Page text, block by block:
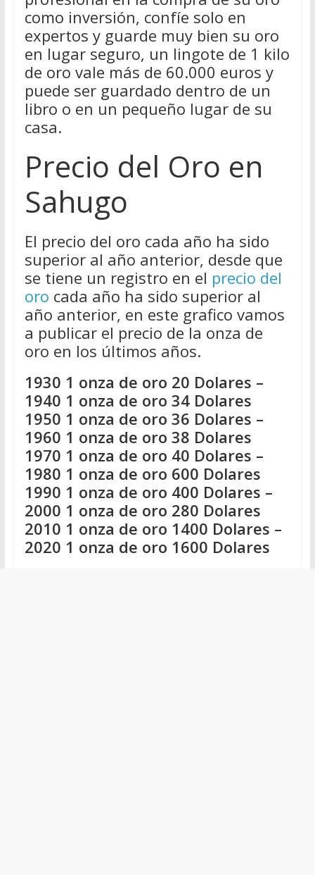
como inversión, confíe solo en
expertos y guarde muy bien su oro
en lugar seguro, un lingote de 1 kilo
de oro vale más de 60.000 euros y
puede ser guardado dentro de un
libro o en un pequeño lugar de su
casa.
Precio del Oro en
Sahugo
El precio del oro cada año ha sido
superior al año anterior, desde que
se tiene un registro en el precio del
oro cada año ha sido superior al
año anterior, en este grafico vamos
a publicar el precio de la onza de
oro en los últimos años.
1930 1 onza de oro 20 Dolares –
1940 1 onza de oro 34 Dolares
1950 1 onza de oro 36 Dolares –
1960 1 onza de oro 38 Dolares
1970 1 onza de oro 40 Dolares –
1980 1 onza de oro 600 Dolares
1990 1 onza de oro 400 Dolares –
2000 1 onza de oro 280 Dolares
2010 1 onza de oro 1400 Dolares –
2020 1 onza de oro 1600 Dolares